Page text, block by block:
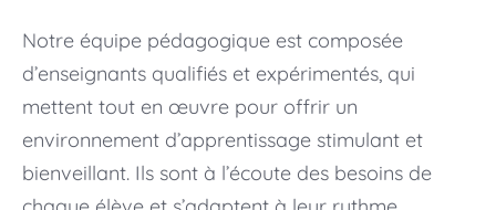
Notre équipe pédagogique est composée
d’enseignants qualifiés et expérimentés, qui
mettent tout en œuvre pour offrir un
environnement d’apprentissage stimulant et
bienveillant. Ils sont à l’écoute des besoins de